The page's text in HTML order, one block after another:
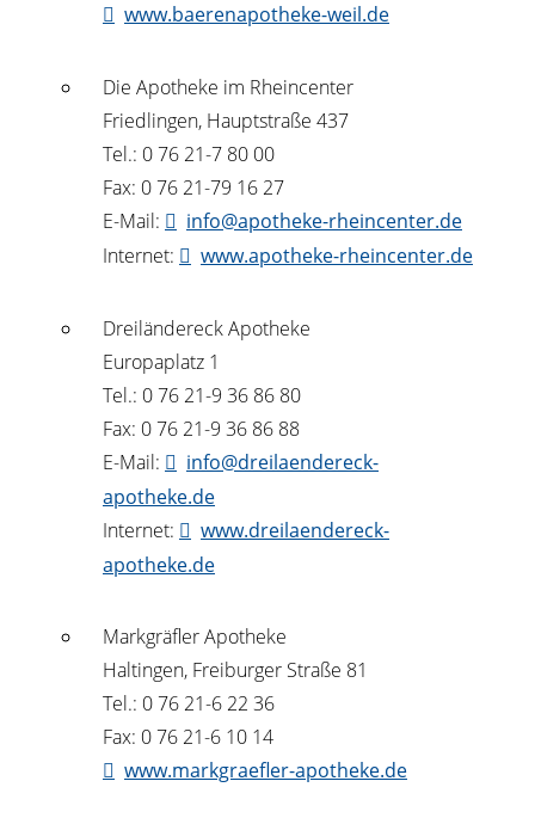
www.baerenapotheke-weil.de
Die Apotheke im Rheincenter
Friedlingen, Hauptstraße 437
Tel.: 0 76 21-7 80 00
Fax: 0 76 21-79 16 27
E-Mail:
info@apotheke-rheincenter.de
Internet:
www.apotheke-rheincenter.de
Dreiländereck Apotheke
Europaplatz 1
Tel.: 0 76 21-9 36 86 80
Fax: 0 76 21-9 36 86 88
E-Mail:
info@dreilaendereck-
apotheke.de
Internet:
www.dreilaendereck-
apotheke.de
Markgräfler Apotheke
Haltingen, Freiburger Straße 81
Tel.: 0 76 21-6 22 36
Fax: 0 76 21-6 10 14
www.markgraefler-apotheke.de